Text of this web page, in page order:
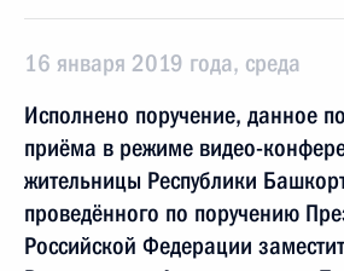
16 января 2019 года, среда
Исполнено поручение, данное
приёма в режиме видео-
жительницы Республики
проведённого по поручению
Российской Федерации